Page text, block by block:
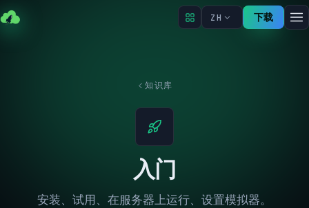
ZH 下载
知识库
入门
安装、试用、在服务器上运行、设置模拟器。